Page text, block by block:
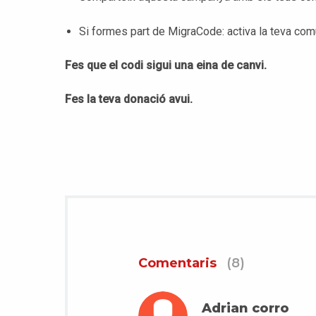
Si formes part de MigraCode: activa la teva
Fes que el codi sigui una eina de canvi.
Fes la teva donació avui.
Comentaris (8)
Adrian corro